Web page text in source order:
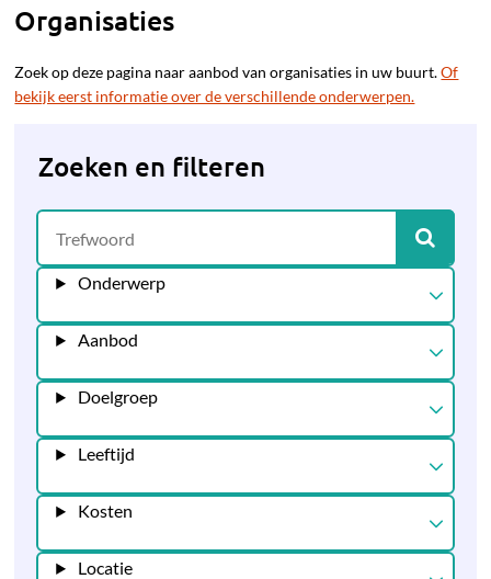
Organisaties
Zoek op deze pagina naar aanbod van organisaties in uw buurt.Of
bekijk eerst informatie over de verschillende onderwerpen.
Zoeken en filteren
Onderwerp
Aanbod
Doelgroep
Leeftijd
Kosten
Locatie